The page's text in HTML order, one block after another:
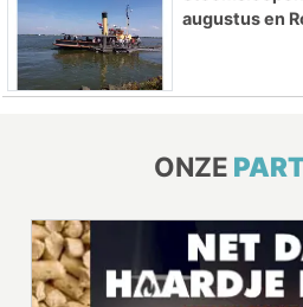
augustus en
ONZE